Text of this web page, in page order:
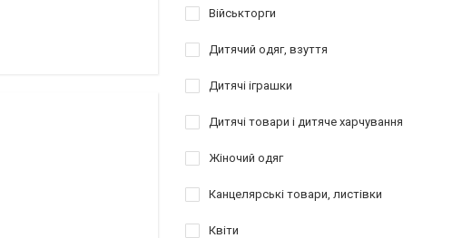
Військторги
Дитячий одяг, взуття
Дитячі іграшки
Дитячі товари і дитяче харчування
Жіночий одяг
Канцелярські товари, листівки
Квіти